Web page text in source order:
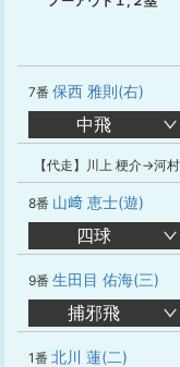
7番 保西 雅則(右)
中飛
【代走】川上 梗介→河
8番 山﨑 恵士(遊)
四球
9番 生田目 佑海(三)
捕邪飛
1番 北川 蓮(二)